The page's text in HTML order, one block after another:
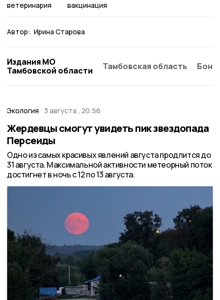
ветеринария вакцинация
Автор: Ирина Старова
Издания МО
Тамбовской области
Тамбовская область
Экология 3 августа , 20:56
Жердевцы смогут увидеть пик звездопада
Персеиды
Одно из самых красивых явлений августа продлится до
31 августа. Максимальной активности метеорный поток
достигнет в ночь с 12 по 13 августа.